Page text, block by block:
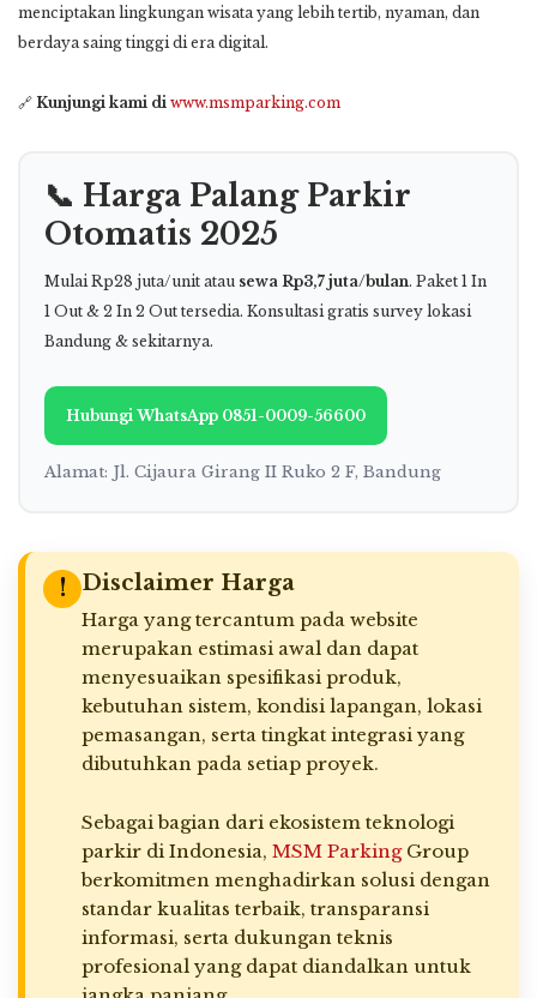
menciptakan lingkungan wisata yang lebih tertib, nyaman, dan
berdaya saing tinggi di era digital.
🔗 Kunjungi kami di www.msmparking.com
📞 Harga Palang Parkir
Otomatis 2025
Mulai Rp28 juta/unit atau sewa Rp3,7 juta/bulan. Paket 1 In
1 Out & 2 In 2 Out tersedia. Konsultasi gratis survey lokasi
Bandung & sekitarnya.
Hubungi WhatsApp 0851-0009-56600
Alamat: Jl. Cijaura Girang II Ruko 2 F, Bandung
! Disclaimer Harga
Harga yang tercantum pada website
merupakan estimasi awal dan dapat
menyesuaikan spesifikasi produk,
kebutuhan sistem, kondisi lapangan, lokasi
pemasangan, serta tingkat integrasi yang
dibutuhkan pada setiap proyek.
Sebagai bagian dari ekosistem teknologi
parkir di Indonesia, MSM ParkingGroup
berkomitmen menghadirkan solusi dengan
standar kualitas terbaik, transparansi
informasi, serta dukungan teknis
profesional yang dapat diandalkan untuk